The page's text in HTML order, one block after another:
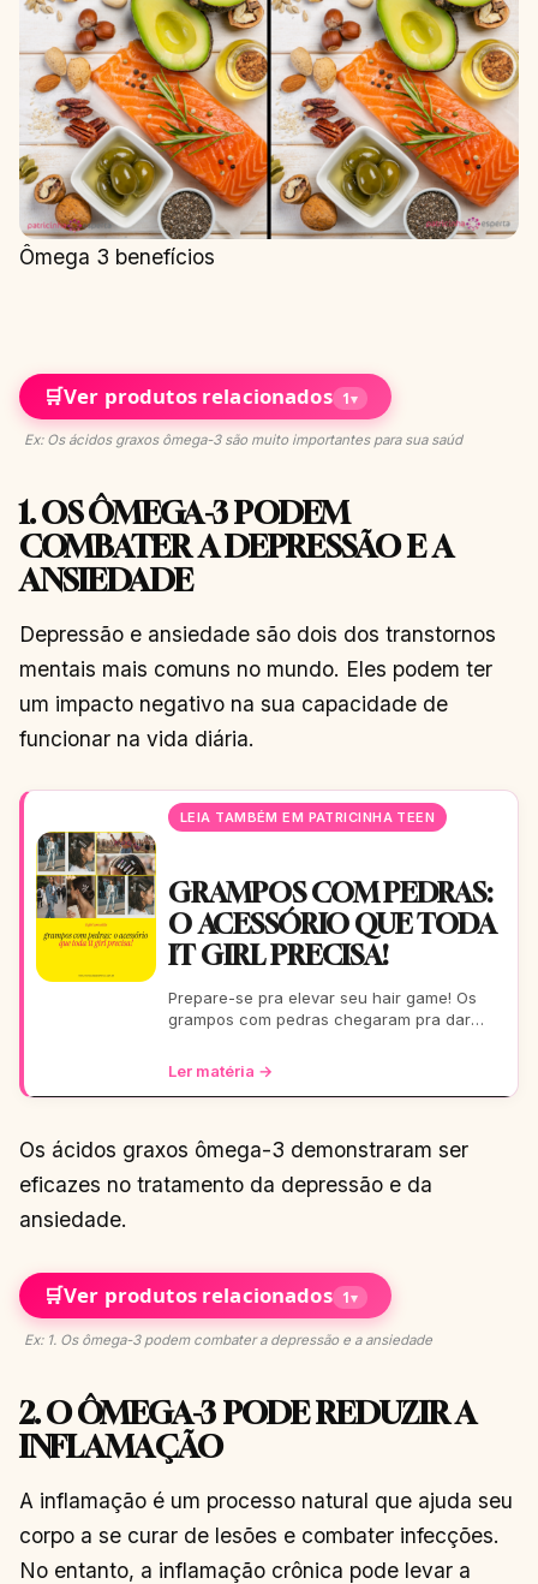
Ômega 3 benefícios
🛒Ver produtos relacionados 1▾
Ex: Os ácidos graxos ômega-3 são muito importantes para sua saúd
1. OS ÔMEGA-3 PODEM
COMBATER A DEPRESSÃO E A
ANSIEDADE
Depressão e ansiedade são dois dos transtornos
mentais mais comuns no mundo. Eles podem ter
um impacto negativo na sua capacidade de
funcionar na vida diária.
LEIA TAMBÉM EM PATRICINHA TEEN
GRAMPOS COM PEDRAS:
O ACESSÓRIO QUE TODA
IT GIRL PRECISA!
Prepare-se pra elevar seu hair game! Os
grampos com pedras chegaram pra dar
casual a uma festa b
Ler matéria →
Os ácidos graxos ômega-3 demonstraram ser
eficazes no tratamento da depressão e da
ansiedade.
🛒Ver produtos relacionados 1▾
Ex: 1. Os ômega-3 podem combater a depressão e a ansiedade
2. O ÔMEGA-3 PODE REDUZIR A
INFLAMAÇÃO
A inflamação é um processo natural que ajuda seu
corpo a se curar de lesões e combater infecções.
No entanto, a inflamação crônica pode levar a